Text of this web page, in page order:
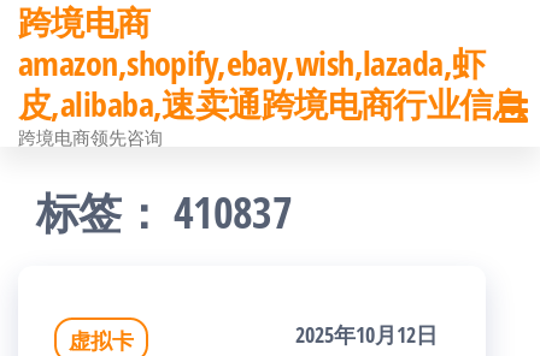
前
往
内
跨境电商
amazon,shopify,ebay,wish,lazada,虾
皮,alibaba,速卖通跨境电商行业信息
跨境电商领先咨询
标签：410837
虚拟卡 2025年10月12日